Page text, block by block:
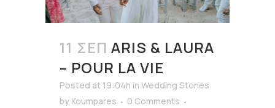
11 ΣΕΠ ARIS & LAURA
– POUR LA VIE
Posted at 19:04h in Wedding Stories
by Koumpares
0 Comments